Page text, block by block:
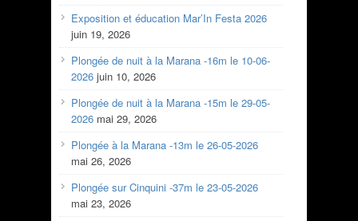
Exposition et éducation Mar’In Festa 2026
juin 19, 2026
Plongée de nuit à la Marana -16m le 10-06-
2026 juin 10, 2026
Plongée de nuit à la Marana -15m le 29-05-
2026 mai 29, 2026
Plongée à la Marana -13m le 26-05-2026
mai 26, 2026
Plongée sur Cinquini -37m le 23-05-2026
mai 23, 2026